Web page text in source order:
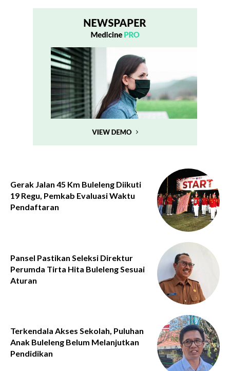
Gerak Jalan 45 Km Buleleng Diikuti
19 Regu, Pemkab Evaluasi Waktu
Pendaftaran
Pansel Pastikan Seleksi Direktur
Perumda Tirta Hita Buleleng Sesuai
Aturan
Terkendala Akses Sekolah, Puluhan
Anak Buleleng Belum Melanjutkan
Pendidikan